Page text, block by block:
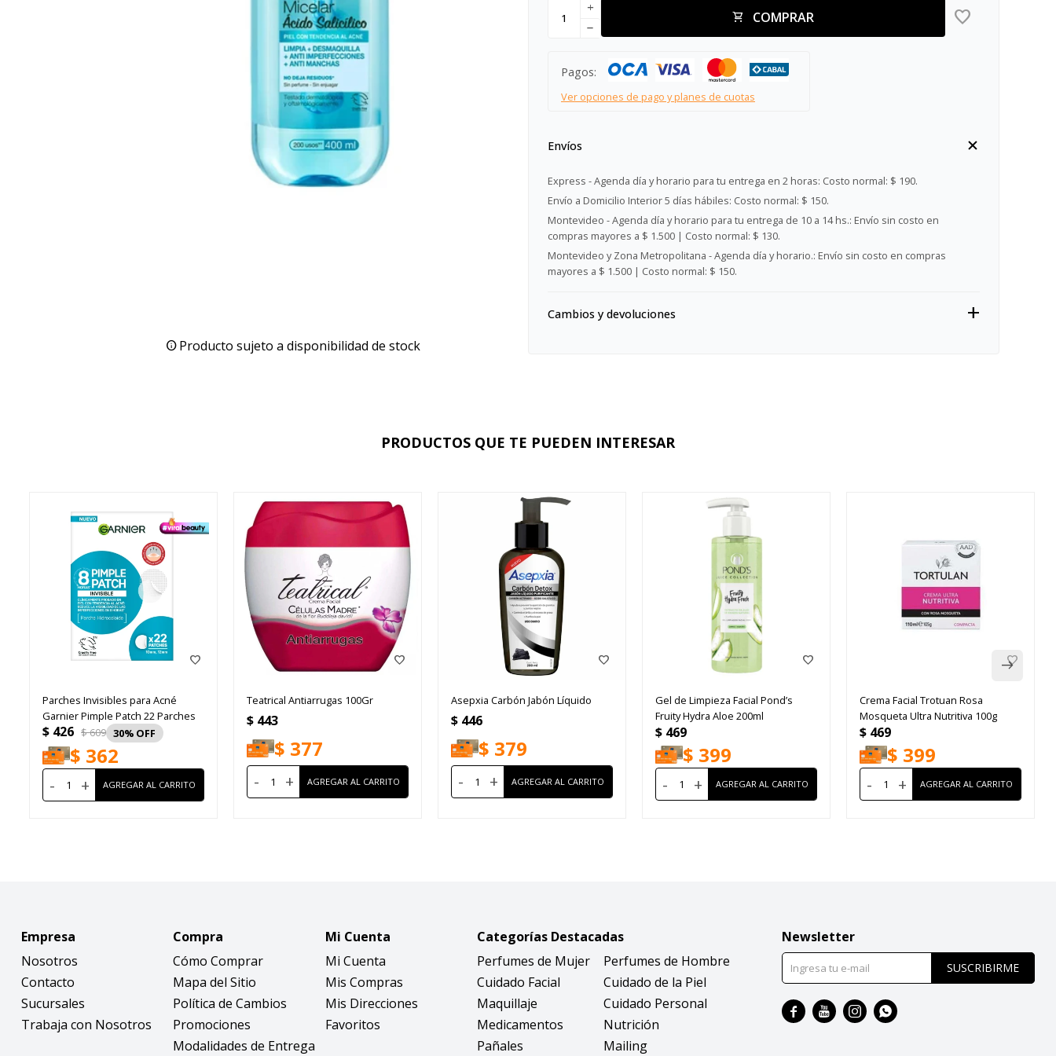
Producto sujeto a disponibilidad de stock
COMPRAR
add
remove
Pagos:
Ver opciones de pago y planes de cuotas
Envíos
Express - Agenda día y horario para tu entrega en 2 horas: Costo normal: $ 190.
Envío a Domicilio Interior 5 días hábiles: Costo normal: $ 150.
Montevideo - Agenda día y horario para tu entrega de 10 a 14 hs.: Envío sin costo en
compras mayores a $ 1.500 | Costo normal: $ 130.
Montevideo y Zona Metropolitana - Agenda día y horario.: Envío sin costo en compras
mayores a $ 1.500 | Costo normal: $ 150.
Cambios y devoluciones
PRODUCTOS QUE TE PUEDEN INTERESAR
Parches Invisibles para Acné
Garnier Pimple Patch 22 Parches
$ 426 $609 30
$ 362
- +
Teatrical Antiarrugas 100Gr
$ 443
$ 377
- +
Asepxia Carbón Jabón Líquido
$ 446
$ 379
- +
Gel de Limpieza Facial Pond’s
Fruity Hydra Aloe 200ml
$ 469
$ 399
- +
Crema Facial Trotuan Rosa
Mosqueta Ultra Nutritiva 100g
$ 469
$ 399
- +
Empresa
Nosotros
Contacto
Sucursales
Trabaja con Nosotros
Compra
Cómo Comprar
Mapa del Sitio
Política de Cambios
Promociones
Modalidades de Entrega
Mi Cuenta
Mi Cuenta
Mis Compras
Mis Direcciones
Favoritos
Categorías Destacadas
Perfumes de Mujer
Perfumes de Hombre
Cuidado Facial
Cuidado de la Piel
Maquillaje
Cuidado Personal
Medicamentos
Nutrición
Pañales
Mailing
Newsletter
SUSCRIBIRME
   